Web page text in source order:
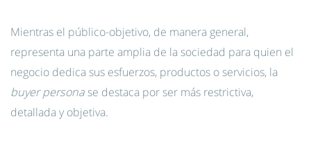
Mientras el público-objetivo, de manera general,
representa una parte amplia de la sociedad para quien el
negocio dedica sus esfuerzos, productos o servicios, la
buyer personase destaca por ser más restrictiva,
detallada y objetiva.